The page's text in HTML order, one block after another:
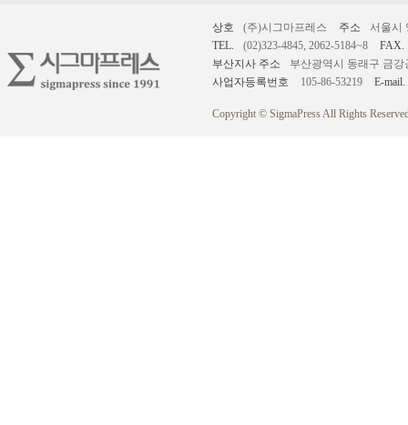
상호 (주)시그마프레스 주소
서울시
TEL.
(02)323-4845, 2062-5184~8
FAX.
부산지사 주소
부산광역시 동래구 금강
사업자등록번호
105-86-53219 E-mail.
Copyright © SigmaPress All Rights